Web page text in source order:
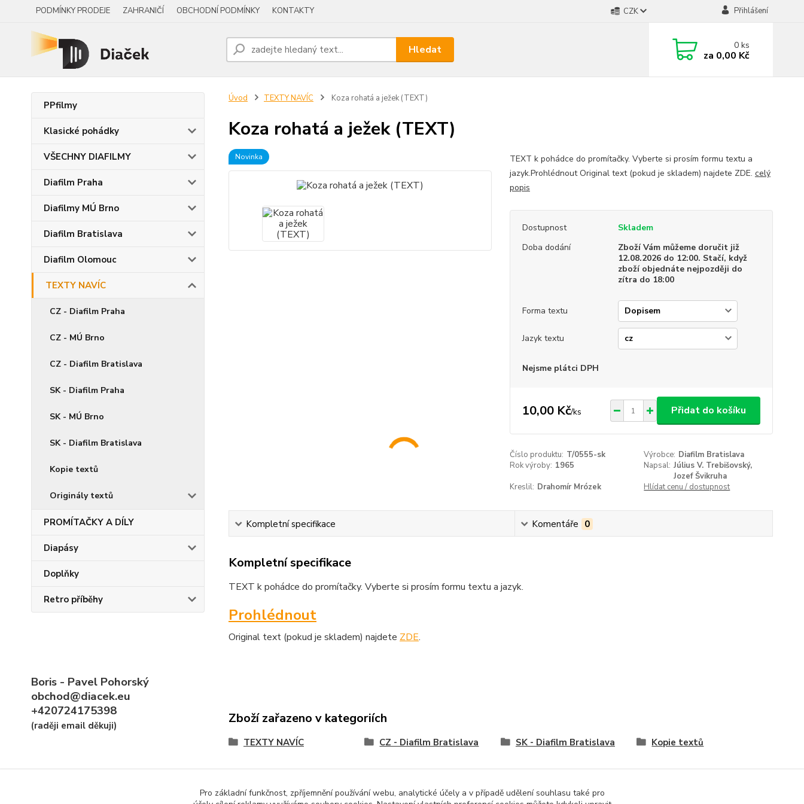
PODMÍNKY PRODEJE ZAHRANIČÍ OBCHODNÍ PODMÍNKY KONTAKTY CZK Přihlášení
Hledat 0ks
za 0,00 Kč
PPfilmy
Klasické pohádky
VŠECHNY DIAFILMY
Diafilm Praha
Diafilmy MÚ Brno
Diafilm Bratislava
Diafilm Olomouc
TEXTY NAVÍC
CZ - Diafilm Praha
CZ - MÚ Brno
CZ - Diafilm Bratislava
SK - Diafilm Praha
SK - MÚ Brno
SK - Diafilm Bratislava
Kopie textů
Originály textů
PROMÍTAČKY A DÍLY
Diapásy
Doplňky
Retro příběhy
Boris - Pavel Pohorský
obchod@diacek.eu
+420724175398
(raději email děkuji)
Úvod TEXTY NAVÍC Koza rohatá a ježek (TEXT)
Koza rohatá a ježek (TEXT)
Novinka
TEXT k pohádce do promítačky. Vyberte si prosím formu textu a
jazyk.Prohlédnout Original text (pokud je skladem) najdete ZDE. celý
popis
Dostupnost
Skladem
Doba dodání
Zboží Vám můžeme doručit již
12.08.2026 do 12:00. Stačí, když
zboží objednáte nejpozději do
zítra do 18:00
Forma textu
Jazyk textu
Nejsme plátci DPH
10,00 Kč/ks Přidat do košíku
Číslo produktu: T/0555-sk Výrobce: Diafilm Bratislava
Rok výroby: 1965 Napsal: Július V. Trebišovský,
Jozef Švikruha
Kreslil: Drahomír Mrózek Hlídat cenu / dostupnost
Kompletní specifikace Komentáře 0
Kompletní specifikace
TEXT k pohádce do promítačky. Vyberte si prosím formu textu a jazyk.
Prohlédnout
Original text (pokud je skladem) najdete ZDE.
Zboží zařazeno v kategoriích
TEXTY NAVÍC CZ - Diafilm Bratislava SK - Diafilm Bratislava Kopie textů
Pro základní funkčnost, zpříjemnění používání webu, analytické účely a v případě udělení souhlasu také pro